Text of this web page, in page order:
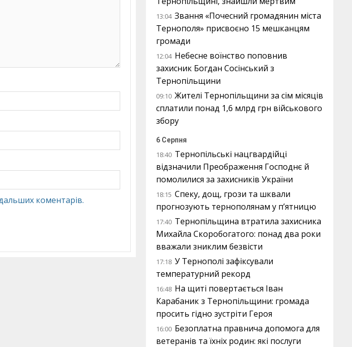
коментарів.
13:04 Звання «Почесний громадянин міста
Тернополя» присвоєно 15 мешканцям
громади
12:04 Небесне воїнство поповнив
захисник Богдан Сосінський з
Тернопільщини
09:10 Жителі Тернопільщини за сім місяців
сплатили понад 1,6 млрд грн військового
збору
6 Серпня
18:40 Тернопільські нацгвардійці
відзначили Преображення Господнє й
помолилися за захисників України
18:15 Спеку, дощ, грози та шквали
прогнозують тернополянам у п’ятницю
17:40 Тернопільщина втратила захисника
Михайла Скоробогатого: понад два роки
вважали зниклим безвісти
17:18 У Тернополі зафіксували
температурний рекорд
16:48 На щиті повертається Іван
Карабаник з Тернопільщини: громада
просить гідно зустріти Героя
16:00 Безоплатна правнича допомога для
ветеранів та їхніх родин: які послуги